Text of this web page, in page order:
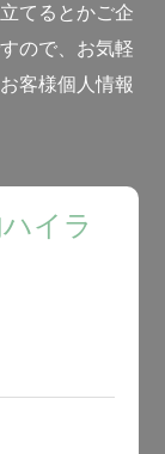
てるとかご企
ので、お気軽
客様個人情報
イラ